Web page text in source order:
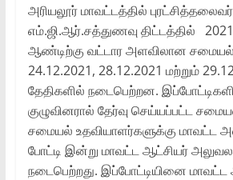
அரியலூர் மாவட்டத்தில் புரட்சித்தலைவர்
எம்.ஜி.ஆர்.சத்துணவு திட்டத்தில்
ஆண்டிற்கு வட்டார அளவிலான
24.12.2021, 28.12.2021 மற்றும்
தேதிகளில் நடைபெற்றன.
குழுவினரால் தேர்வு செய்யப்பட்ட
சமையல் உதவியாளர்களுக்கு மாவட்ட
போட்டி இன்று மாவட்ட ஆட்சியர்
நடைபெற்றது. இப்போட்டியினை